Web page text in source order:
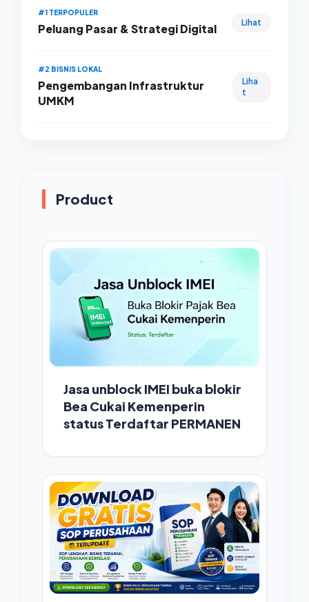
#1 TERPOPULER
Peluang Pasar & Strategi Digital Lihat
#2 BISNIS LOKAL
Pengembangan Infrastruktur
UMKM
Liha
t
Product
Jasa unblock IMEI buka blokir
Bea Cukai Kemenperin
status Terdaftar PERMANEN